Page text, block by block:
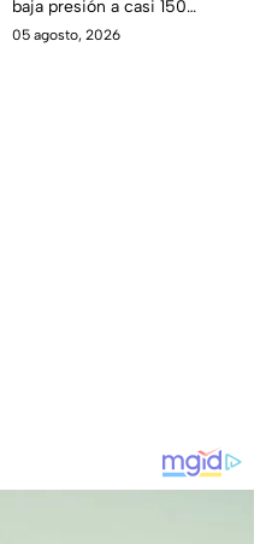
sistema de bombeo;
lista completa
baja presión a casi 150
colonias de Tijuana este
05 agosto, 2026